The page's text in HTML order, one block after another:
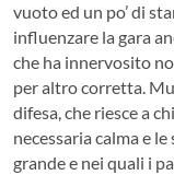
vuoto ed un po’ di
influenzare la gara
che ha innervosito
per altro corretta.
difesa, che riesce a
necessaria calma e
grande e nei quali i